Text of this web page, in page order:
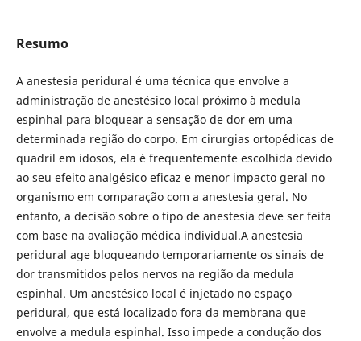
Resumo
A anestesia peridural é uma técnica que envolve a
administração de anestésico local próximo à medula
espinhal para bloquear a sensação de dor em uma
determinada região do corpo. Em cirurgias ortopédicas de
quadril em idosos, ela é frequentemente escolhida devido
ao seu efeito analgésico eficaz e menor impacto geral no
organismo em comparação com a anestesia geral. No
entanto, a decisão sobre o tipo de anestesia deve ser feita
com base na avaliação médica individual.A anestesia
peridural age bloqueando temporariamente os sinais de
dor transmitidos pelos nervos na região da medula
espinhal. Um anestésico local é injetado no espaço
peridural, que está localizado fora da membrana que
envolve a medula espinhal. Isso impede a condução dos